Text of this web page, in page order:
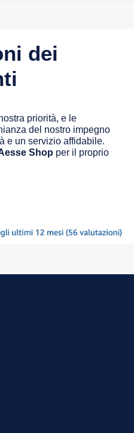
dei
priorità, e le
del nostro impegno
e un servizio affidabile.
Shop per il proprio